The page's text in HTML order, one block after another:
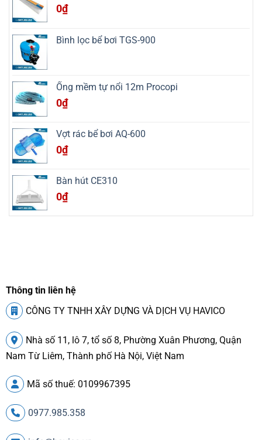
Châu,
Phú
trình
bể
bơi
Nga
Thanh
0₫
Bình lọc bể bơi TGS-900
Ống mềm tự nổi 12m Procopi
0₫
Vợt rác bể bơi AQ-600
0₫
Bàn hút CE310
0₫
Thông tin liên hệ
CÔNG TY TNHH XÂY DỰNG VÀ DỊCH VỤ HAVICO
Nhà số 11, lô 7, tổ số 8, Phường Xuân Phương, Quận
Nam Từ Liêm, Thành phố Hà Nội, Việt Nam
Mã số thuế: 0109967395
0977.985.358